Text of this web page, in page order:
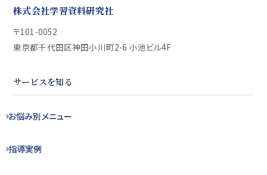
株式会社学習資料研究社
〒101-0052
東京都千代田区神田小川町2-6 小池ビル4F
サービスを知る
お悩み別メニュー
指導実例